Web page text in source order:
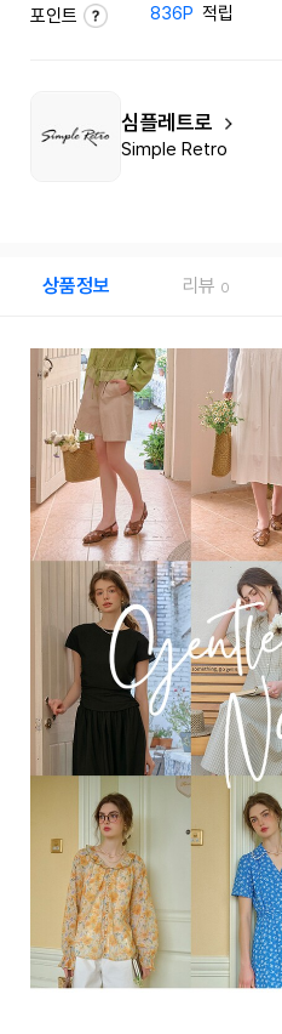
포인트 836P 적립
심플레트로
Simple Retro
상품정보 리뷰 0